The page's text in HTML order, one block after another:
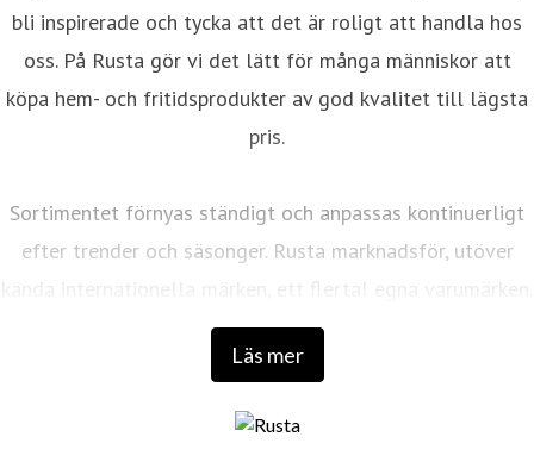
Läs mer
bli inspirerade och tycka att det är roligt att handla hos
oss. På Rusta gör vi det lätt för många människor att
köpa hem- och fritidsprodukter av god kvalitet till lägsta
pris.
Sortimentet förnyas ständigt och anpassas kontinuerligt
efter trender och säsonger. Rusta marknadsför, utöver
kända internationella märken, ett flertal egna varumärken.
Det första varuhuset öppnades 1986 av entreprenörerna
fortfarande är företagets huvudägare. De har båda en